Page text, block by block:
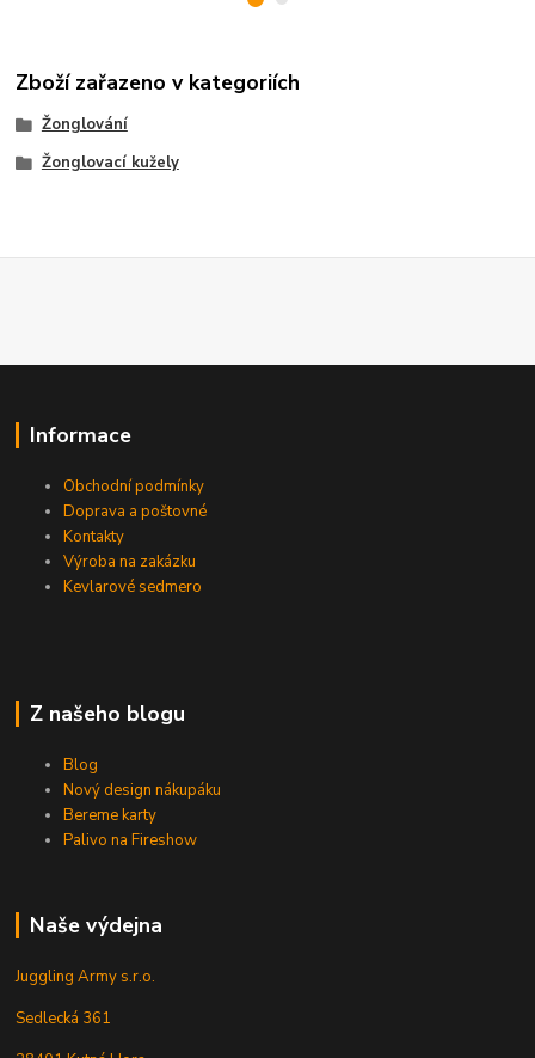
Zboží zařazeno v kategoriích
Žonglování
Žonglovací kužely
Informace
Obchodní podmínky
Doprava a poštovné
Kontakty
Výroba na zakázku
Kevlarové sedmero
Z našeho blogu
Blog
Nový design nákupáku
Bereme karty
Palivo na Fireshow
Naše výdejna
Juggling Army s.r.o.
Sedlecká 361